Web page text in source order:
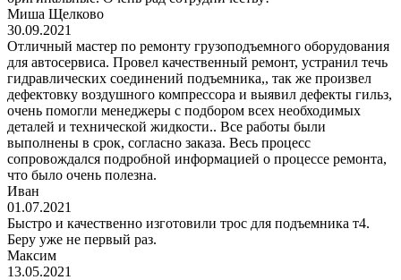
Миша Щелково
30.09.2021
Отличный мастер по ремонту грузоподъемного оборудования
для автосервиса. Провел качественный ремонт, устранил течь
гидравлических соединений подъемника,, так же произвел
дефектовку воздушного компрессора и выявил дефекты гильз,
очень помогли менеджеры с подбором всех необходимых
деталей и технической жидкости.. Все работы были
выполнены в срок, согласно заказа. Весь процесс
сопровождался подробной информацией о процессе ремонта,
что было очень полезна.
Иван
01.07.2021
Быстро и качественно изготовили трос для подъемника т4.
Беру уже не первый раз.
Максим
13.05.2021